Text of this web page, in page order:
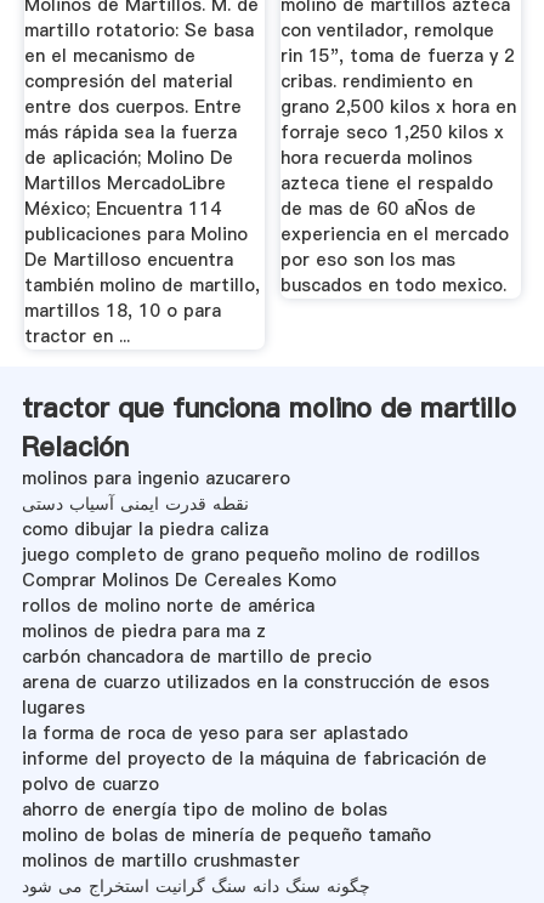
Molinos de Martillos. M. de
martillo rotatorio: Se basa
en el mecanismo de
compresión del material
entre dos cuerpos. Entre
más rápida sea la fuerza
de aplicación; Molino De
Martillos MercadoLibre
México; Encuentra 114
publicaciones para Molino
De Martilloso encuentra
también molino de martillo,
martillos 18, 10 o para
tractor en ...
molino de martillos azteca
con ventilador, remolque
rin 15", toma de fuerza y 2
cribas. rendimiento en
grano 2,500 kilos x hora en
forraje seco 1,250 kilos x
hora recuerda molinos
azteca tiene el respaldo
de mas de 60 aÑos de
experiencia en el mercado
por eso son los mas
buscados en todo mexico.
tractor que funciona molino de martillo
Relación
molinos para ingenio azucarero
نقطه قدرت ایمنی آسیاب دستی
como dibujar la piedra caliza
juego completo de grano pequeño molino de rodillos
Comprar Molinos De Cereales Komo
rollos de molino norte de américa
molinos de piedra para ma z
carbón chancadora de martillo de precio
arena de cuarzo utilizados en la construcción de esos
lugares
la forma de roca de yeso para ser aplastado
informe del proyecto de la máquina de fabricación de
polvo de cuarzo
ahorro de energía tipo de molino de bolas
molino de bolas de minería de pequeño tamaño
molinos de martillo crushmaster
چگونه سنگ دانه سنگ گرانیت استخراج می شود